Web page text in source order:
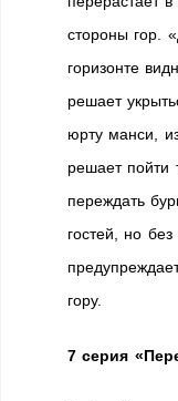
стороны гор.
горизонте
решает
юрту манси,
решает пойти
переждать
гостей, но
гору.
7 серия